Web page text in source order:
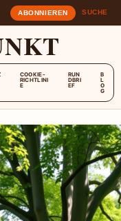
ABONNIEREN SUCHE
COOKIE-
RICHTLINI
E
RUN
DBRI
EF
B
L
O
G